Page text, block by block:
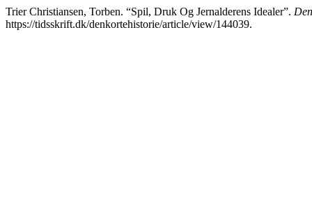
Trier Christiansen, Torben. “Spil, Druk Og Jernalderens Idealer”.
https://tidsskrift.dk/denkortehistorie/article/view/144039.